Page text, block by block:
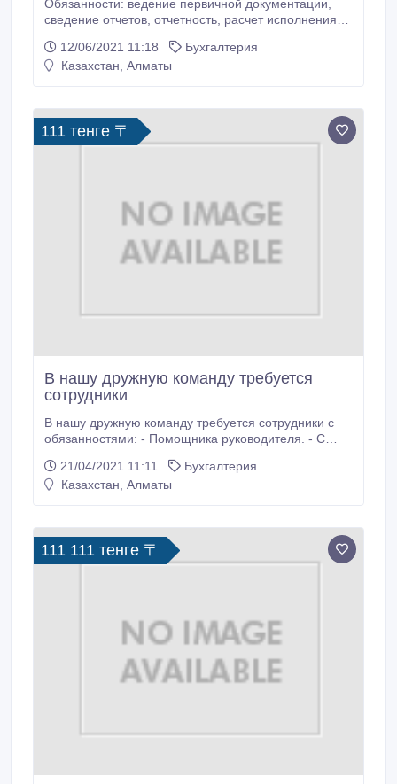
Обязанности: ведение первичной документации,
сведение отчетов, отчетность, расчет исполнения
работоспособность, ответственность,
исполнительность, обучаемость, желание
компании.
12/06/2021 11:18
Бухгалтерия
Казахстан, Алматы
111 тенге 〒
В нашу дружную команду требуется
сотрудники
В нашу дружную команду требуется сотрудники с
обязанностями: - Помощника руководителя. - С
на склад. Наши требования: - знание русского
языка. - иметь целеустремленность в работе. -
21/04/2021 11:11
Бухгалтерия
Казахстан, Алматы
111 111 тенге 〒